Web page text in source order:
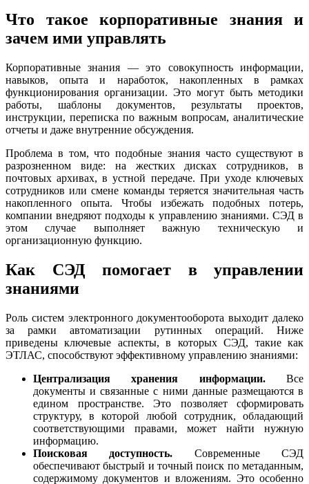
Что такое корпоративные знания и
зачем ими управлять
Корпоративные знания — это совокупность информации,
навыков, опыта и наработок, накопленных в рамках
функционирования организации. Это могут быть методики
работы, шаблоны документов, результаты проектов,
инструкции, переписка по важным вопросам, аналитические
отчеты и даже внутренние обсуждения.
Проблема в том, что подобные знания часто существуют в
разрозненном виде: на жестких дисках сотрудников, в
почтовых архивах, в устной передаче. При уходе ключевых
сотрудников или смене команды теряется значительная часть
накопленного опыта. Чтобы избежать подобных потерь,
компании внедряют подходы к управлению знаниями. СЭД в
этом случае выполняет важную техническую и
организационную функцию.
Как СЭД помогает в управлении
знаниями
Роль систем электронного документооборота выходит далеко
за рамки автоматизации рутинных операций. Ниже
приведены ключевые аспекты, в которых СЭД, такие как
ЭТЛАС, способствуют эффективному управлению знаниями:
Централизация хранения информации.Все
документы и связанные с ними данные размещаются в
едином пространстве. Это позволяет сформировать
структуру, в которой любой сотрудник, обладающий
соответствующими правами, может найти нужную
информацию.
Поисковая доступность. Современные СЭД
обеспечивают быстрый и точный поиск по метаданным,
содержимому документов и вложениям. Это особенно